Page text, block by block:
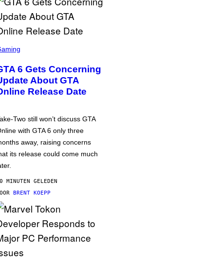
6 Gets Concerning
About GTA
Release Date
Two still won’t discuss GTA
with GTA 6 only three
away, raising concerns
its release could come much
MINUTEN GELEDEN
BRENT KOEPP